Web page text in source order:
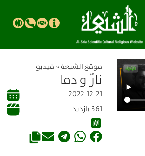
موقع الشیعة» فيديو
نارٌ و دما
2022-12-21
361 بازدید